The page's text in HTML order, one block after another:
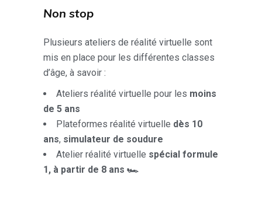
Non stop
Plusieurs ateliers de réalité virtuelle sont
mis en place pour les différentes classes
d’âge, à savoir :
Ateliers réalité virtuelle pour les moins
de 5 ans
Plateformes réalité virtuelle dès 10
ans, simulateur de soudure
Atelier réalité virtuelle spécial formule
1, à partir de 8 ans 🏎